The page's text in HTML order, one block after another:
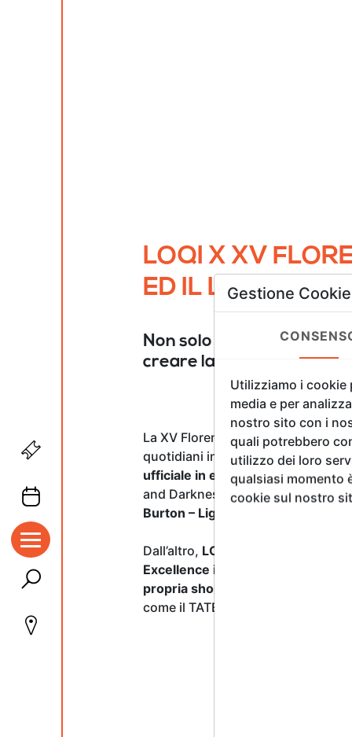
LOQI X XV
ED IL LOQI
Non solo LOQI ha creato
creare la tua!
La XV Florence Biennale inaugura
quotidiani in autentiche
ufficiale in edizione limitata
and Darkness. Concepts of
Burton – Light and Darkness”,
Dall’altro, LOQI istituirà un premio
Excellence in Art
propria shopper
, che entrerà a
come il TATE e il Guggenheim.
Gestione Cookie
Utilizziamo i
media e per
nostro sito con i
quali potrebbero
utilizzo dei loro
qualsiasi momento
cookie sul nostro